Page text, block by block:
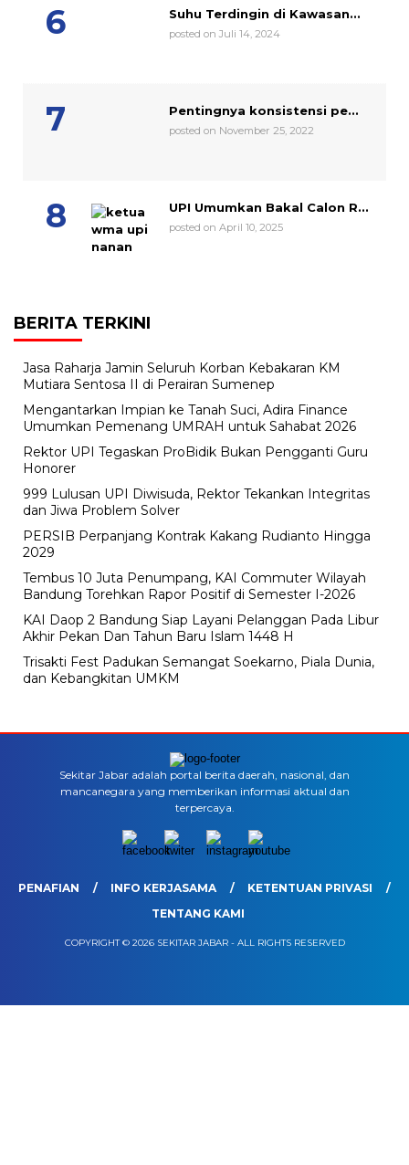
Suhu Terdingin di Kawasan...
posted on Juli 14, 2024
Pentingnya konsistensi pe...
posted on November 25, 2022
UPI Umumkan Bakal Calon R...
posted on April 10, 2025
BERITA TERKINI
Jasa Raharja Jamin Seluruh Korban Kebakaran KM
Mutiara Sentosa II di Perairan Sumenep
Mengantarkan Impian ke Tanah Suci, Adira Finance
Umumkan Pemenang UMRAH untuk Sahabat 2026
Rektor UPI Tegaskan ProBidik Bukan Pengganti Guru
Honorer
999 Lulusan UPI Diwisuda, Rektor Tekankan Integritas
dan Jiwa Problem Solver
PERSIB Perpanjang Kontrak Kakang Rudianto Hingga
2029
Tembus 10 Juta Penumpang, KAI Commuter Wilayah
Bandung Torehkan Rapor Positif di Semester I-2026
KAI Daop 2 Bandung Siap Layani Pelanggan Pada Libur
Akhir Pekan Dan Tahun Baru Islam 1448 H
Trisakti Fest Padukan Semangat Soekarno, Piala Dunia,
dan Kebangkitan UMKM
Sekitar Jabar adalah portal berita daerah, nasional, dan
mancanegara yang memberikan informasi aktual dan
terpercaya.
PENAFIAN INFO KERJASAMA
KETENTUAN PRIVASI
TENTANG KAMI
COPYRIGHT © 2026 SEKITAR JABAR - ALL RIGHTS RESERVED